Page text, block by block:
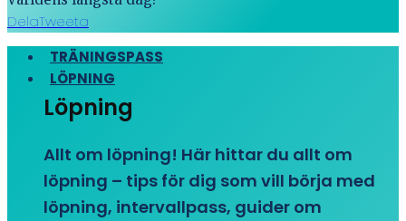
DelaTweeta
TRÄNINGSPASS
LÖPNING
Löpning
Allt om löpning! Här hittar du allt om
löpning – tips för dig som vill börja med
löpning, intervallpass, guider om